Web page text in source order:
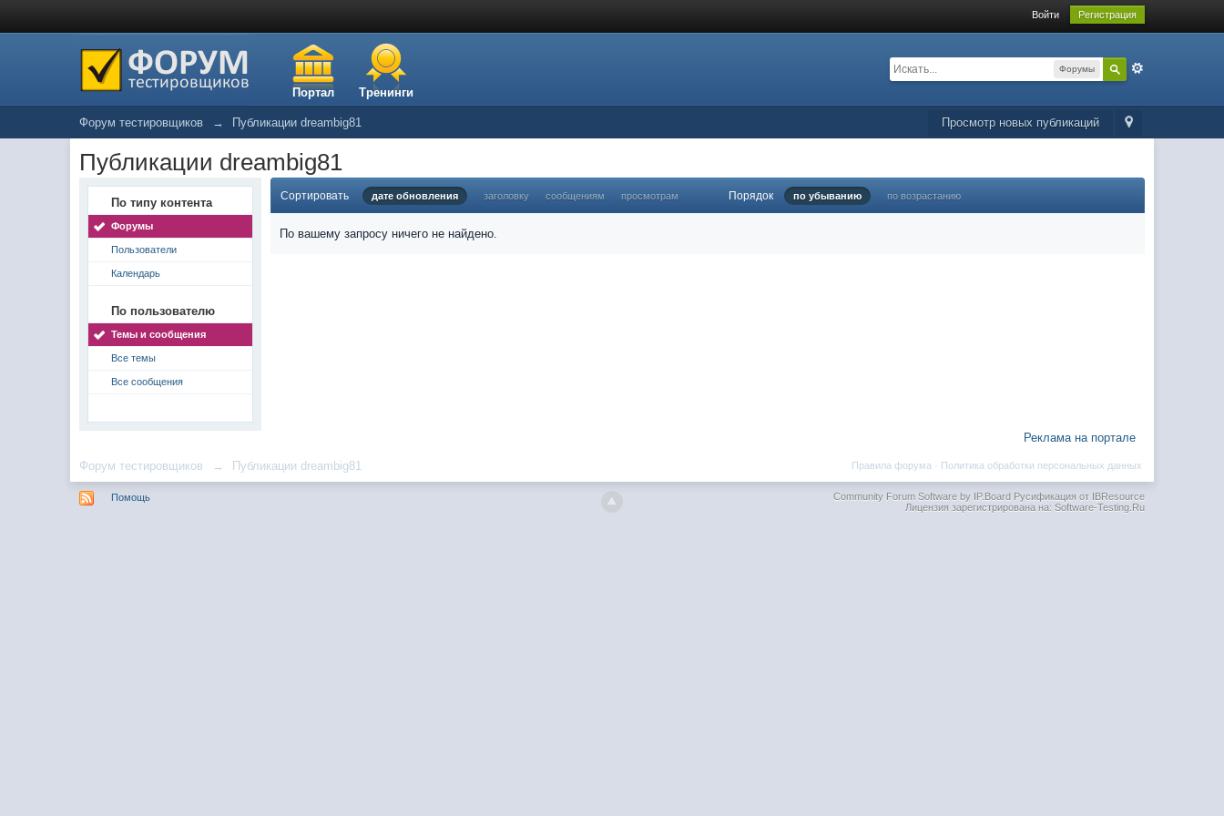
Войти Регистрация
Портал Тренинги
Форумы
Просмотр новых публикаций
Форум тестировщиков → Публикации dreambig81
Публикации dreambig81
По типу контента
Форумы
Пользователи
Календарь
По пользователю
Темы и сообщения
Все темы
Все сообщения
Сортировать дате обновления заголовку сообщениям просмотрам Порядок по убыванию по возрастанию
По вашему запросу ничего не найдено.
Реклама на портале
Форум тестировщиков → Публикации dreambig81 Политика обработки персональных данных
Правила форума ·
Помощь Community Forum Software by IP.BoardРусификация от IBResource
Лицензия зарегистрирована на: Software-Testing.Ru